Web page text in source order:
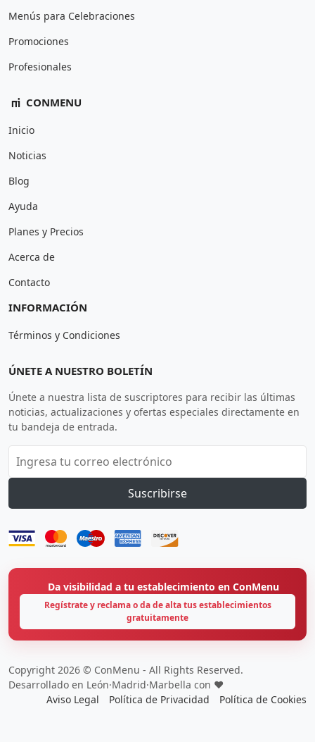
Menús para Celebraciones
Promociones
Profesionales
CONMENU
Inicio
Noticias
Blog
Ayuda
Planes y Precios
Acerca de
Contacto
INFORMACIÓN
Términos y Condiciones
ÚNETE A NUESTRO BOLETÍN
Únete a nuestra lista de suscriptores para recibir las últimas
noticias, actualizaciones y ofertas especiales directamente en
tu bandeja de entrada.
Suscribirse
Da visibilidad a tu establecimiento en ConMenu
Regístrate y reclama o da de alta tus establecimientos
gratuitamente
Copyright 2026 © ConMenu - All Rights Reserved.
Desarrollado en León·Madrid·Marbella con ❤️
Aviso Legal
Política de Privacidad Política de Cookies